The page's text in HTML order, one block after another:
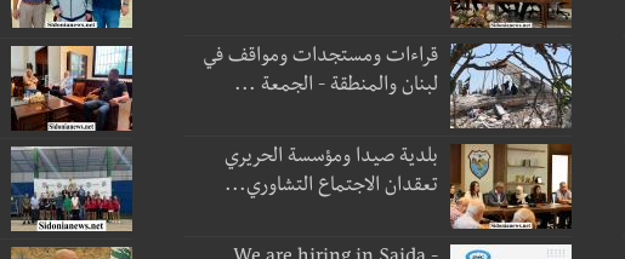
قراءات ومستجدات ومواقف في
لبنان والمنطقة - الجمعة ...
بلدية صيدا ومؤسسة الحريري
تعقدان الاجتماع التشاوري...